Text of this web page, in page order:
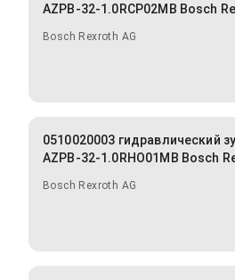
AZPB-32-1.0RCP02MB Bosch
Bosch Rexroth AG
0510020003 гидравлический
AZPB-32-1.0RHO01MB Bosch
Bosch Rexroth AG